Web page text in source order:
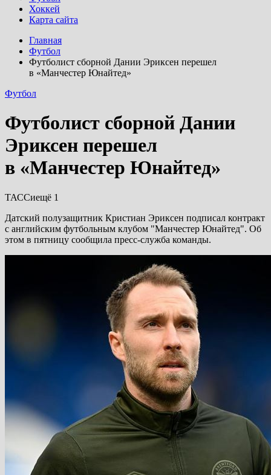
Хоккей
Карта сайта
Главная
Футбол
Футболист сборной Дании Эриксен перешел
в «Манчестер Юнайтед»
Футбол
Футболист сборной Дании
Эриксен перешел
в «Манчестер Юнайтед»
ТАССиещё 1
Датский полузащитник Кристиан Эриксен подписал контракт
с английским футбольным клубом "Манчестер Юнайтед". Об
этом в пятницу сообщила пресс-служба команды.